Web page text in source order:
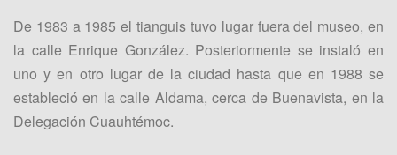
De 1983 a 1985 el tianguis tuvo lugar fuera del museo, en
la calle Enrique González. Posteriormente se instaló en
uno y en otro lugar de la ciudad hasta que en 1988 se
estableció en la calle Aldama, cerca de Buenavista, en la
Delegación Cuauhtémoc.